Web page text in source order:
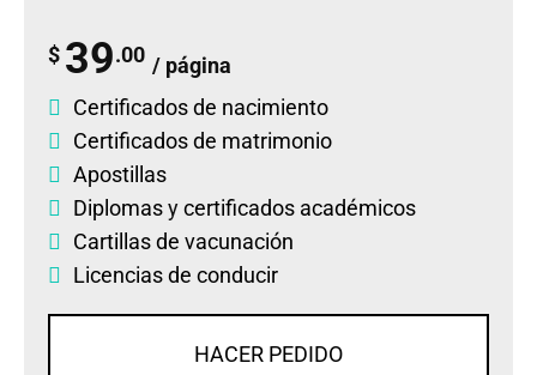
$ 39.00 / página
Certificados de nacimiento
Certificados de matrimonio
Apostillas
Diplomasycertificados académicos
Cartillas de vacunación
Licencias de conducir
HACER PEDIDO